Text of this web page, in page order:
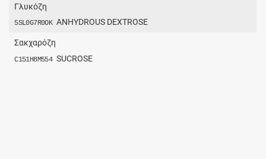
Γλυκόζη
5SL0G7R0OK ANHYDROUS DEXTROSE
Σακχαρόζη
C151H8M554 SUCROSE